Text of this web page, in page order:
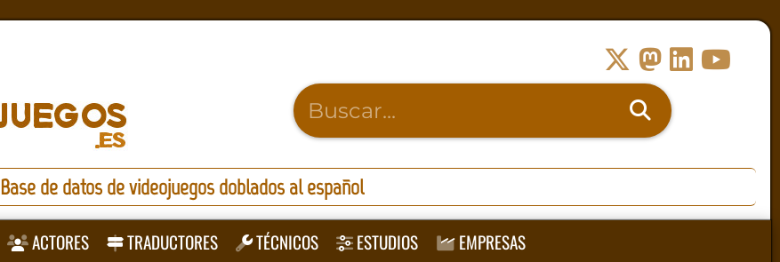
Base de datos de videojuegos doblados al español
ACTORES TRADUCTORES TÉCNICOS ESTUDIOS EMPRESAS